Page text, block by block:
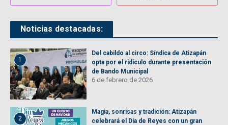
Noticias destacadas:
1
Del cabildo al circo: Síndica de Atizapán
opta por el ridículo durante presentación
de Bando Municipal
6 de febrero de 2026
2
Magia, sonrisas y tradición: Atizapán
celebrará el Día de Reyes con un gran